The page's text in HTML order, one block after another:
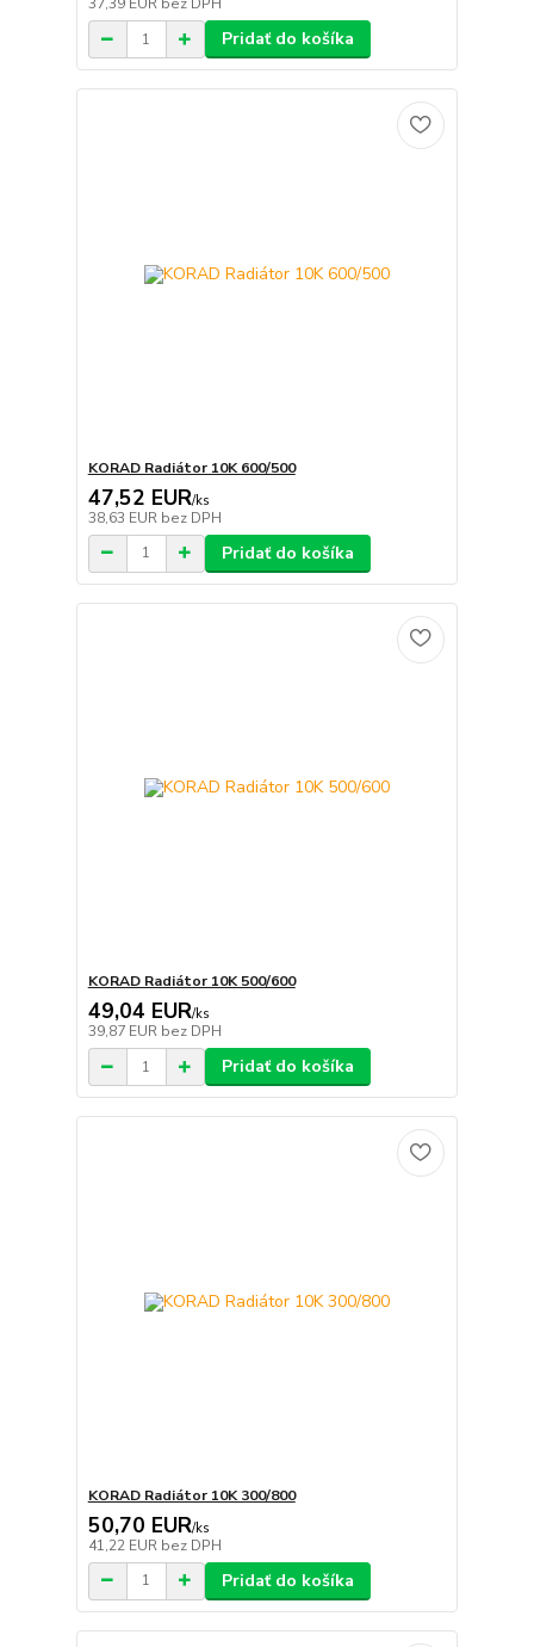
37,39 EUR bez DPH
Pridať do košíka
KORAD Radiátor 10K 600/500
47,52 EUR/ks
38,63 EUR bez DPH
Pridať do košíka
KORAD Radiátor 10K 500/600
49,04 EUR/ks
39,87 EUR bez DPH
Pridať do košíka
KORAD Radiátor 10K 300/800
50,70 EUR/ks
41,22 EUR bez DPH
Pridať do košíka